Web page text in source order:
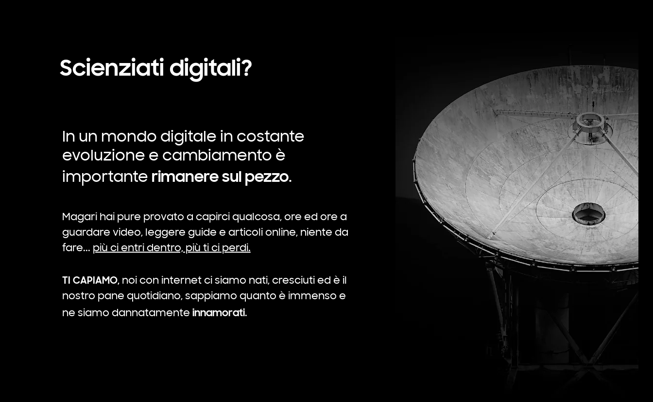
Scienziati digitali?
In un mondo digitale in costante
evoluzione e cambiamento è
importante rimanere sul pezzo.
Magari hai pure provato a capirci qualcosa, ore ed ore a
guardare video, leggere guide e articoli online, niente da
fare... più ci entri dentro, più ti ci perdi.
TI CAPIAMO,noi con internet ci siamo nati, cresciuti ed è il
nostro pane quotidiano, sappiamo quanto è immenso e
ne siamo dannatamente innamorati.